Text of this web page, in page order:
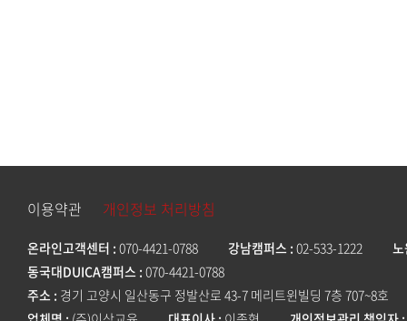
이용약관 개인정보 처리방침
온라인고객센터 070-4421-0788 강남캠퍼스 02-533-1222
동국대DUICA캠퍼스 070-4421-0788
주소 경기 고양시 일산동구 정발산로 43-7 메리트윈빌딩 7층 707~8호